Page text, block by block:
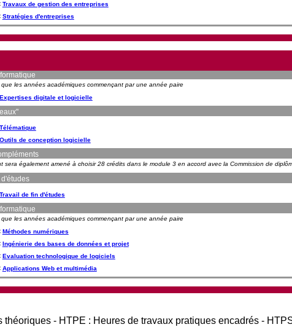
Travaux de gestion des entreprises
Stratégies d'entreprises
les années académiques commençant par une année paire
Expertises digitale et logicielle
Télématique
Outils de conception logicielle
sera également amené à choisir 28 crédits dans le module 3 en accord avec la Commission de
Travail de fin d'études
les années académiques commençant par une année paire
Méthodes numériques
Ingénierie des bases de données et projet
Evaluation technologique de logiciels
Applications Web et multimédia
théoriques - HTPE : Heures de travaux pratiques encadrés -